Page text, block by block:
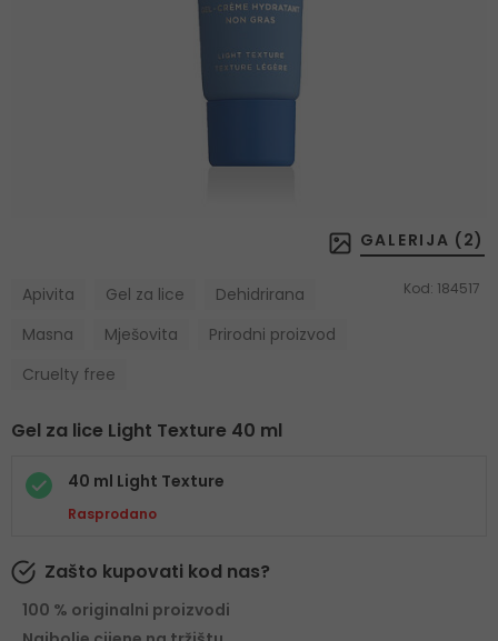
GALERIJA ( 2)
Apivita Gel za lice
Dehidrirana
Masna
Mješovita
Prirodni proizvod
Cruelty free
Kod: 184517
Gel za lice Light Texture 40 ml
40 ml Light Texture
Rasprodano
Zašto kupovati kod nas?
100 % originalni proizvodi